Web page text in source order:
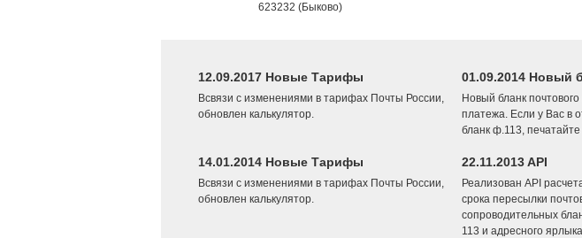
623232 (Быково)
12.09.2017 Новые Тарифы
Всвязи с изменениями в тарифах Почты России,
обновлен калькулятор.
01.09.2014 Новый
Новый бланк
платежа. Если у Вас в
бланк ф.113,
14.01.2014 Новые Тарифы
Всвязи с изменениями в тарифах Почты России,
обновлен калькулятор.
22.11.2013 API
Реализован API
срока пересылки
сопроводительных
113 и адресного